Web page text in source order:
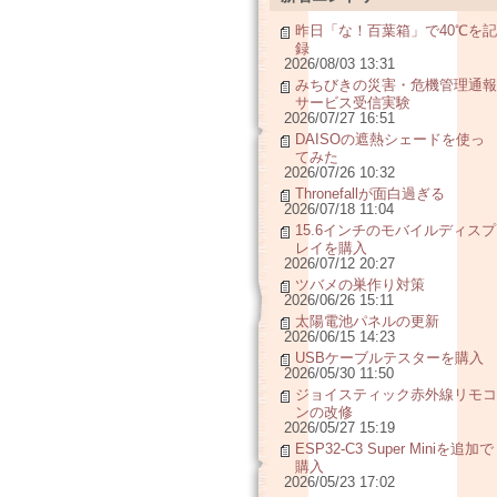
昨日「な！百葉箱」で40℃を記
録
2026/08/03 13:31
みちびきの災害・危機管理通報
サービス受信実験
2026/07/27 16:51
DAISOの遮熱シェードを使っ
てみた
2026/07/26 10:32
Thronefallが面白過ぎる
2026/07/18 11:04
15.6インチのモバイルディスプ
レイを購入
2026/07/12 20:27
ツバメの巣作り対策
2026/06/26 15:11
太陽電池パネルの更新
2026/06/15 14:23
USBケーブルテスターを購入
2026/05/30 11:50
ジョイスティック赤外線リモコ
ンの改修
2026/05/27 15:19
ESP32-C3 Super Miniを追加で
購入
2026/05/23 17:02